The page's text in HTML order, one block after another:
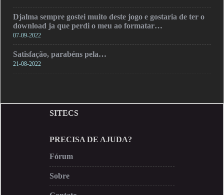
Djalma sempre gostei muito deste jogo e gostaria de ter o
download ja que perdi o meu ao formatar…
07-09-2022
Satisfação, parabéns pela…
21-08-2022
SITECS
PRECISA DE AJUDA?
Fórum
Sobre